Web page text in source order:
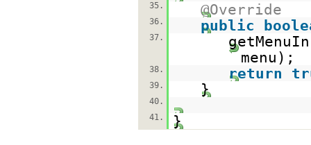
35.
@Override
36. public
37.
menu);
38. return
39. }
40.
41.
}